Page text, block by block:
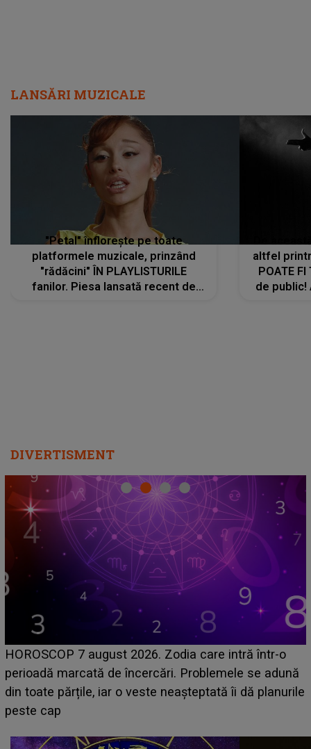
LANSĂRI MUZICALE
"Petal" înflorește pe toate
platformele muzicale, prinzând
"rădăcini" ÎN PLAYLISTURILE
fanilor. Piesa lansată recent de
altfel
POATE FI
de public!
DIVERTISMENT
7 august 2026. Zodia care intră într-o
marcată de încercări. Problemele se adună
părțile, iar o veste neașteptată îi dă planurile
cap